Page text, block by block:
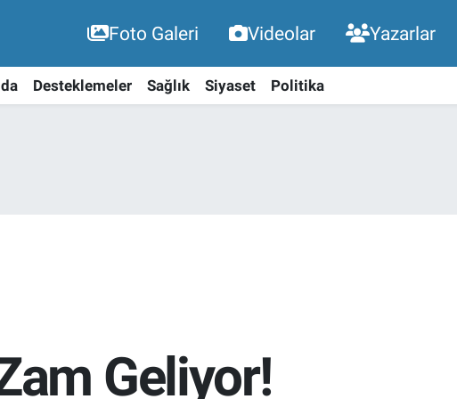
Foto Galeri Videolar Yazarlar
Desteklemeler Sağlık Siyaset Politika
Geliyor!